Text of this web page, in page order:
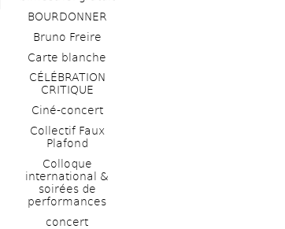
BOURDONNER
Bruno Freire
Carte blanche
CÉLÉBRATION
CRITIQUE
Ciné-concert
Collectif Faux
Plafond
Colloque
international &
soirées de
performances
concert